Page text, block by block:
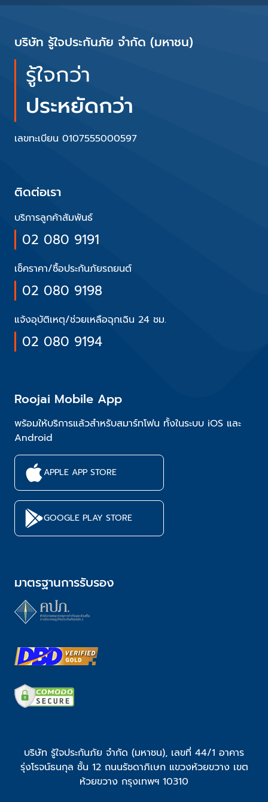
บริษัท รู้ใจประกันภัย จำกัด (มหาชน)
รู้ใจกว่า
ประหยัดกว่า
เลขทะเบียน 0107555000597
ติดต่อเรา
บริการลูกค้าสัมพันธ์
02 080 9191
เช็คราคา/ซื้อประกันภัยรถยนต์
02 080 9198
แจ้งอุบัติเหตุ/ช่วยเหลือฉุกเฉิน 24 ชม.
02 080 9194
Roojai Mobile App
พร้อมให้บริการแล้วสำหรับสมาร์ทโฟน ทั้งในระบบ iOS และ
Android
APPLE APP STORE
GOOGLE PLAY STORE
มาตรฐานการรับรอง
บริษัท รู้ใจประกันภัย จำกัด (มหาชน), เลขที่ 44/1 อาคาร
รุ่งโรจน์ธนกุล ชั้น 12 ถนนรัชดาภิเษก แขวงห้วยขวาง เขต
ห้วยขวาง กรุงเทพฯ 10310